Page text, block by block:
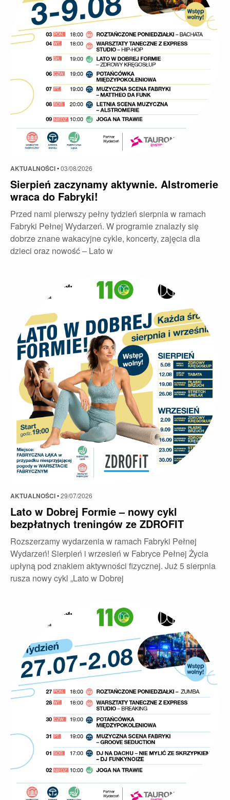
AKTUALNOŚCI•03/08/2026
Sierpień zaczynamy aktywnie. Alstromerie
wraca do Fabryki!
Przed nami pierwszy pełny tydzień sierpnia w ramach
Fabryki Pełnej Wydarzeń. W programie znalazły się
dobrze znane wakacyjne cykle, koncerty, zajęcia dla
dzieci oraz nowość – Lato w
AKTUALNOŚCI•29/07/2026
Lato w Dobrej Formie – nowy cykl
bezpłatnych treningów ze ZDROFIT
Rozszerzamy wydarzenia w ramach Fabryki Pełnej
Wydarzeń! Sierpień i wrzesień w Fabryce Pełnej Życia
upłyną pod znakiem aktywności fizycznej. Już 5 sierpnia
rusza nowy cykl „Lato w Dobrej